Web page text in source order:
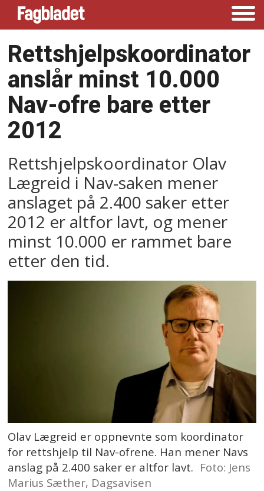
Rettshjelpskoordinator
anslår minst 10.000
Nav-ofre bare etter
2012
Rettshjelpskoordinator Olav
Lægreid i Nav-saken mener
anslaget på 2.400 saker etter
2012 er altfor lavt, og mener
minst 10.000 er rammet bare
etter den tid.
Olav Lægreid er oppnevnte som koordinator
for rettshjelp til Nav-ofrene. Han mener Navs
anslag på 2.400 saker er altfor lavt. Foto: Jens
Marius Sæther, Dagsavisen